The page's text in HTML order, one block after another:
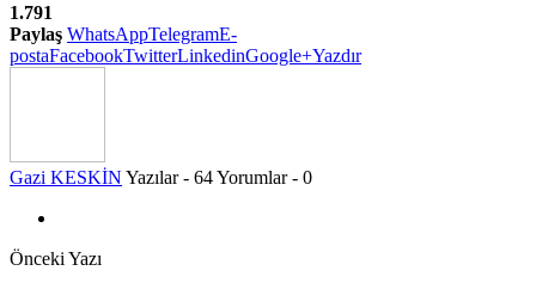
1.791
Paylaş WhatsAppTelegramE-
postaFacebookTwitterLinkedinGoogle+Yazdır
Gazi KESKİN Yazılar - 64Yorumlar - 0
Önceki Yazı